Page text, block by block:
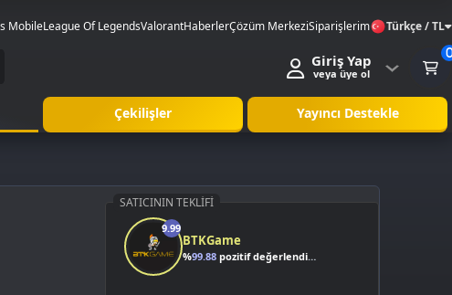
MobileLeague Of LegendsValorantHaberlerÇözüm MerkeziSiparişlerim Türkçe / TL
Giriş Yap
veya üye ol
Çekilişler Yayıncı Destekle
SATICININ TEKLIFI
9.99
BTKGame
%99.88pozitif değerlendirme